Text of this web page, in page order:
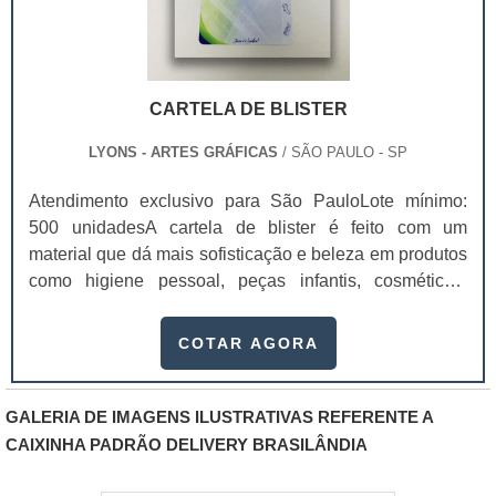
CARTELA DE BLISTER
LYONS - ARTES GRÁFICAS / SÃO PAULO - SP
Atendimento exclusivo para São PauloLote mínimo:
500 unidadesA cartela de blister é feito com um
material que dá mais sofisticação e beleza em produtos
como higiene pessoal, peças infantis, cosméticos,
shop, componentes eletrônicos, entre outros. Antes de
empresa de confiança e que garanta qualidade na
produção das embalagens.Essas cartelas são
produzidas em diversos materiais, como papel, couche,
COTAR AGORA
GALERIA DE IMAGENS ILUSTRATIVAS REFERENTE A
CAIXINHA PADRÃO DELIVERY BRASILÂNDIA